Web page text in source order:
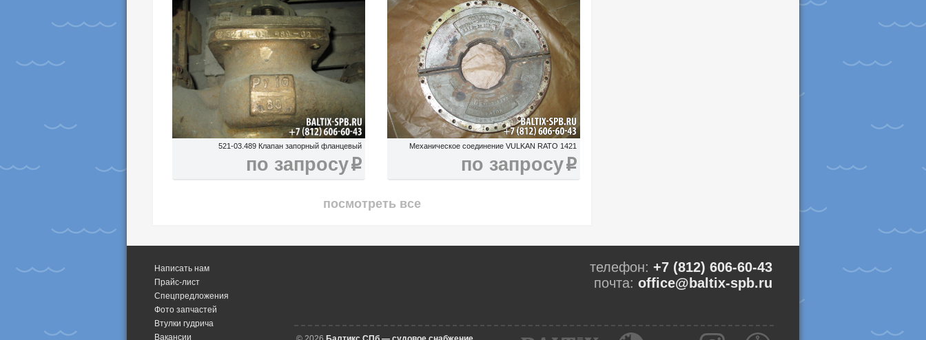
521-03.489 Клапан запорный фланцевый
по запросу i
Механическое соединение VULKAN RATO 1421
по запросу i
посмотреть все
Написать нам
Прайс-лист
Спецпредложения
Фото запчастей
Втулки гудрича
Вакансии
телефон: +7 (812) 606-60-43
почта: office@baltix-spb.ru